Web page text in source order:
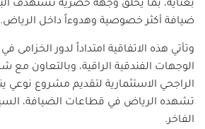
بعناية، بما يخلق وجهة حصرية تستهدف
ضيافة أكثر خصوصية وهدوءاً داخل الرياض.
وتأتي هذه الاتفاقية امتداداً لدور
الوجهات الفندقية الراقية، وبالتعاون
الراجحي الاستثمارية لتقديم مشروع
تشهده الرياض في قطاعات الضيافة،
الفاخر.